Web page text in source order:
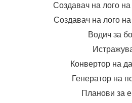
Создавач на лого
Создавач на лого
Водич за
Конвертор на
Генератор на
Планови за